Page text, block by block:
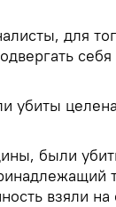
для
убиты
были
взяли